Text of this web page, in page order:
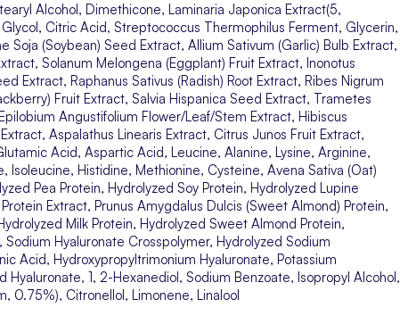
Alcohol, Dimethicone, Laminaria Japonica Extract(5,
Citric Acid, Streptococcus Thermophilus Ferment, Glycerin,
(Soybean) Seed Extract, Allium Sativum (Garlic) Bulb Extract,
Solanum Melongena (Eggplant) Fruit Extract, Inonotus
Extract, Raphanus Sativus (Radish) Root Extract, Ribes Nigrum
Fruit Extract, Salvia Hispanica Seed Extract, Trametes
Angustifolium Flower/Leaf/Stem Extract, Hibiscus
Aspalathus Linearis Extract, Citrus Junos Fruit Extract,
Acid, Aspartic Acid, Leucine, Alanine, Lysine, Arginine,
Isoleucine, Histidine, Methionine, Cysteine, Avena Sativa (Oat)
Pea Protein, Hydrolyzed Soy Protein, Hydrolyzed Lupine
Extract, Prunus Amygdalus Dulcis (Sweet Almond) Protein,
Milk Protein, Hydrolyzed Sweet Almond Protein,
Hyaluronate Crosspolymer, Hydrolyzed Sodium
Acid, Hydroxypropyltrimonium Hyaluronate, Potassium
1, 2-Hexanediol, Sodium Benzoate, Isopropyl Alcohol,
0.75%), Citronellol, Limonene, Linalool